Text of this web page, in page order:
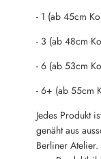
- 1 (ab 45cm
- 3 (ab 48cm
- 6 (ab 53cm
- 6+ (ab 55cm
Jedes Produkt
genäht aus
Berliner